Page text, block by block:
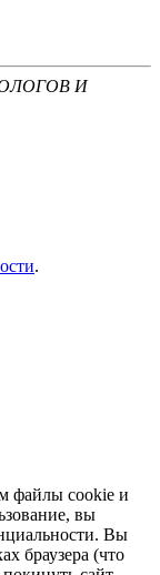
И
.
файлы cookie и
вы
Вы
браузера (что